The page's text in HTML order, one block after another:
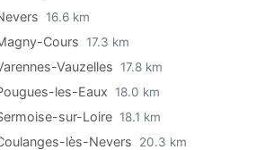
16.6 km
Cours 17.3 km
Vauzelles 17.8 km
les-Eaux 18.0 km
sur-Loire 18.1 km
lès-Nevers 20.3 km